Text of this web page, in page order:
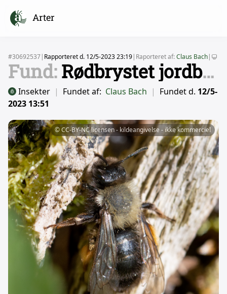
Arter
#30692537| Rapporteret d. 12/5-2023 23:19| Raporteret af:Claus Bach|
Fund:Rødbrystet jordbi -
Insekter | Fundet af: Claus Bach | Fundet d. 12/5-
2023 13:51
© CC-BY-NC licensen - kildeangivelse - ikke kommerciel